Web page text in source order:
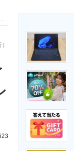
ーダーのコミュニティ
のIT導入・活用を支援
ルギーの専門メディア